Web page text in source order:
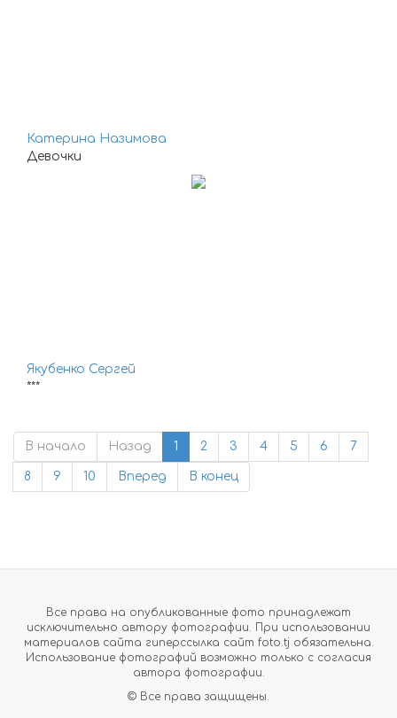
Катерина Назимова
Девочки
Якубенко Сергей
***
В начало Назад 1 2 3 4 5 6 7
8 9 10 Вперед В конец
Все права на опубликованные фото принадлежат
исключительно автору фотографии. При использовании
материалов сайта гиперссылка сайт foto.tj обязательна.
Использование фотографий возможно только с согласия
автора фотографии.
© Все права защищены.